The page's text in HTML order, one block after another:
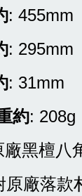
: 455mm
: 295mm
: 31mm
約: 208g
廠黑檀八
原廠落款